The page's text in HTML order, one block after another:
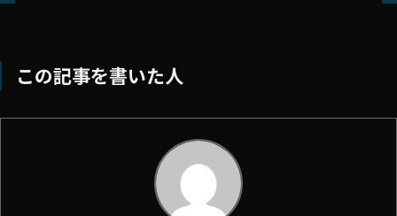
この記事を書いた人